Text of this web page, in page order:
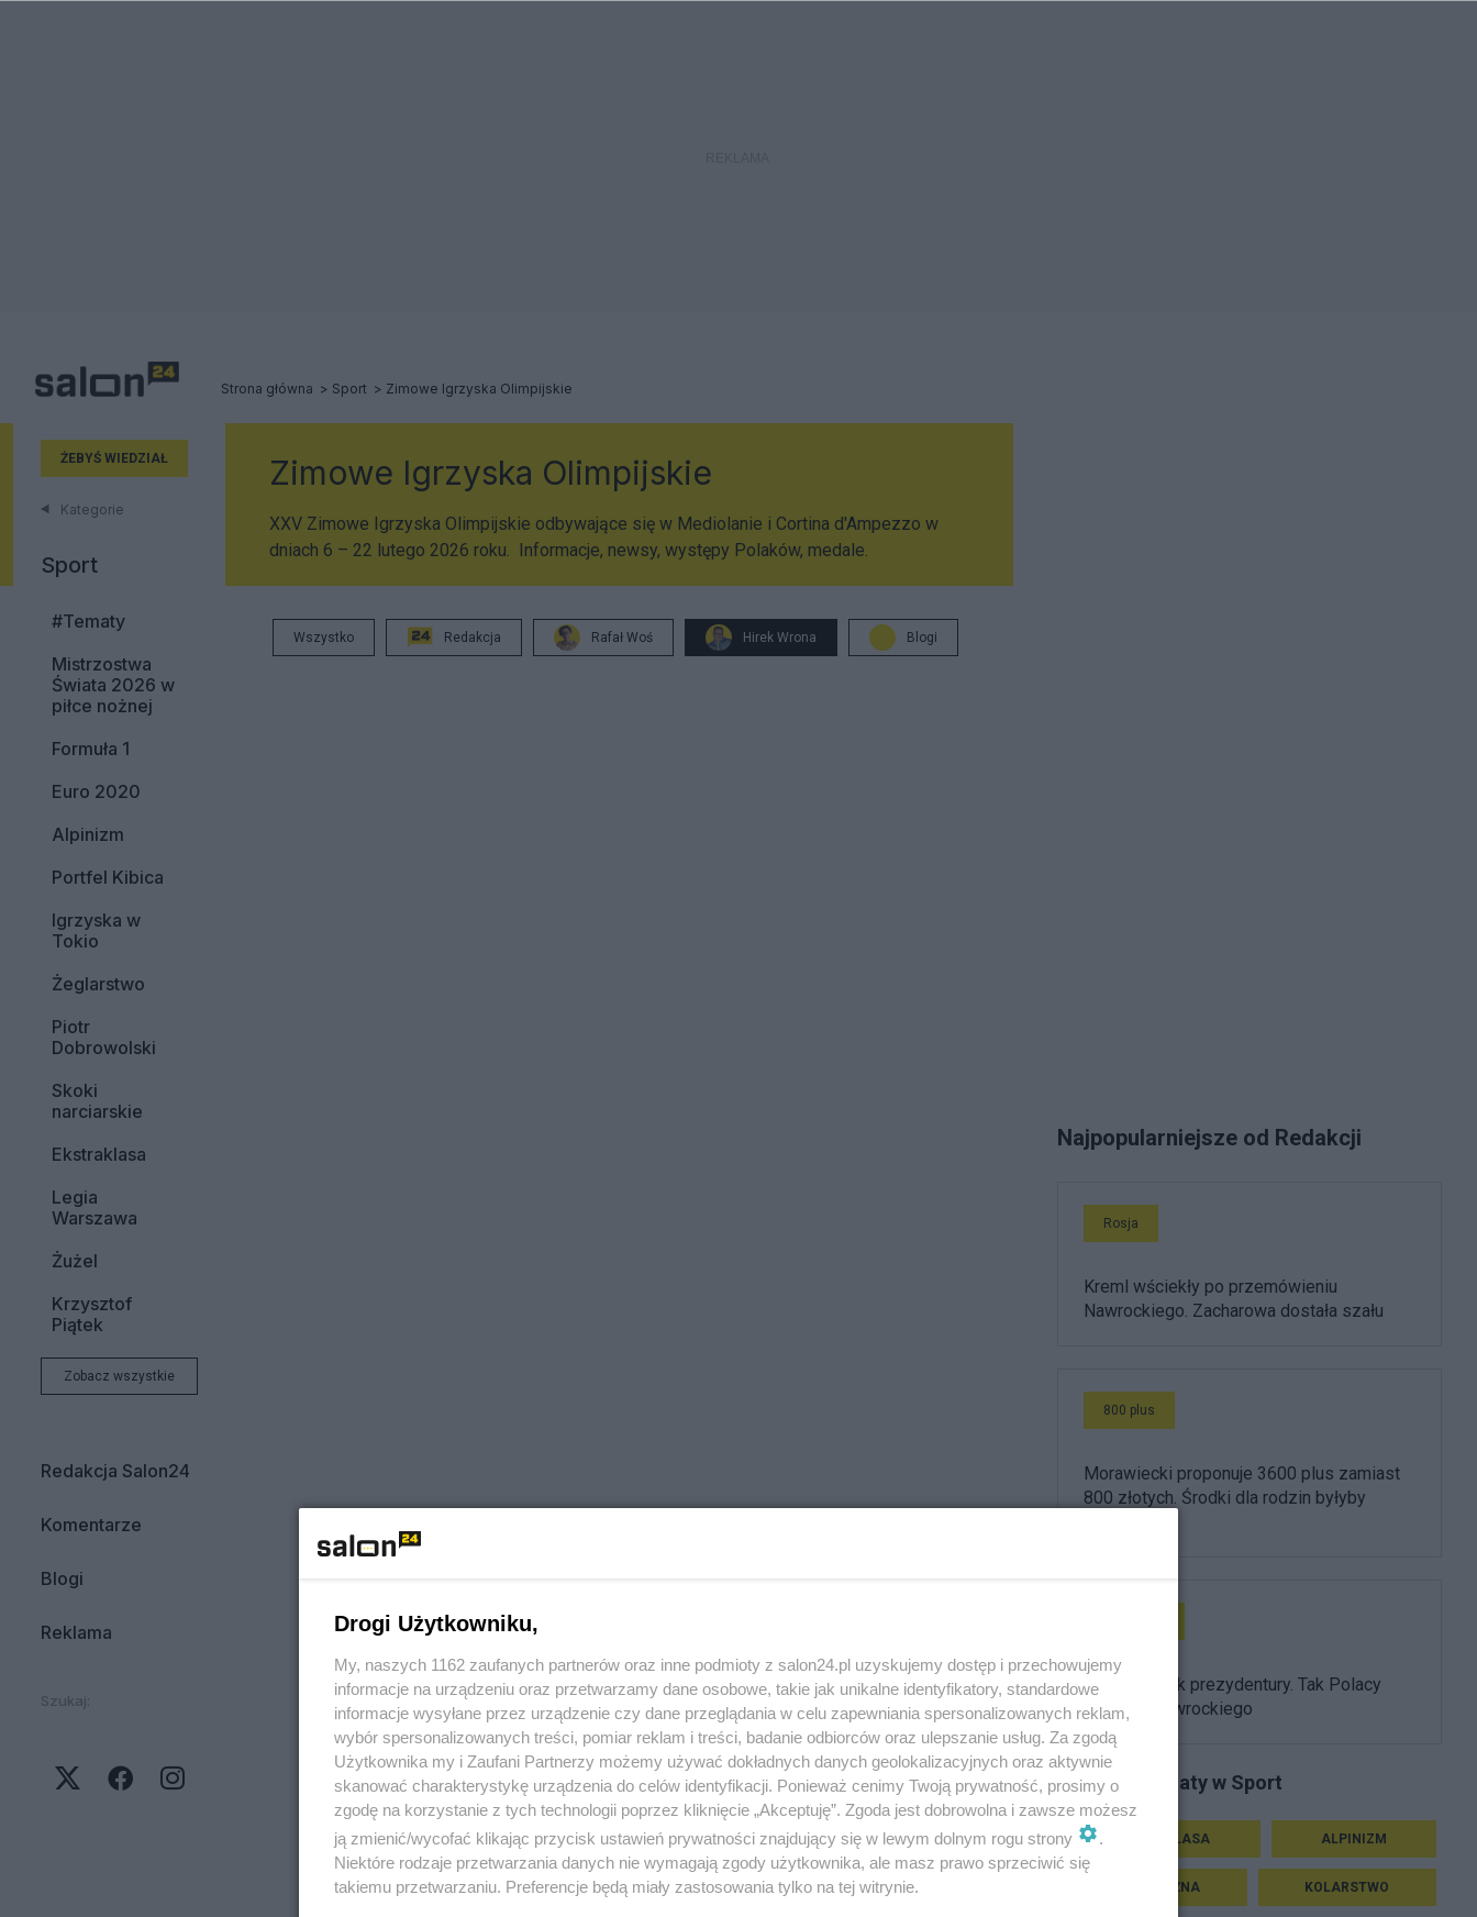
Strona główna Sport Zimowe Igrzyska Olimpijskie
ŻEBYŚ WIEDZIAŁ
Kategorie
Sport
#Tematy
Mistrzostwa
Świata 2026 w
piłce nożnej
Formuła 1
Euro 2020
Alpinizm
Portfel Kibica
Igrzyska w
Tokio
Żeglarstwo
Piotr
Dobrowolski
Skoki
narciarskie
Ekstraklasa
Legia
Warszawa
Żużel
Krzysztof
Piątek
Zobacz wszystkie
Redakcja Salon24
Komentarze
Blogi
Reklama
Szukaj:
Zimowe Igrzyska Olimpijskie
XXV Zimowe Igrzyska Olimpijskie odbywające się w Mediolanie i Cortina d'Ampezzo w
dniach 6 – 22 lutego 2026 roku. Informacje, newsy, występy Polaków, medale.
Wszystko Redakcja Rafał Woś Hirek Wrona Blogi
Najpopularniejsze od Redakcji
Rosja
Kreml wściekły po przemówieniu
Nawrockiego. Zacharowa dostała szału
800 plus
Morawiecki proponuje 3600 plus zamiast
800 złotych. Środki dla rodzin byłyby
Pierwszy rok prezydentury. Tak Polacy
oceniają Nawrockiego
Podobne tematy w Sport
EKSTRAKLASA ALPINIZM
PIŁKA NOŻNA KOLARSTWO
Drogi Użytkowniku,
My, naszych 1162 zaufanych partnerów oraz inne podmioty z salon24.pl uzyskujemy dostęp i przechowujemy
informacje na urządzeniu oraz przetwarzamy dane osobowe, takie jak unikalne identyfikatory, standardowe
informacje wysyłane przez urządzenie czy dane przeglądania w celu zapewniania spersonalizowanych reklam,
wybór spersonalizowanych treści, pomiar reklam i treści, badanie odbiorców oraz ulepszanie usług. Za zgodą
Użytkownika my i Zaufani Partnerzy możemy używać dokładnych danych geolokalizacyjnych oraz aktywnie
skanować charakterystykę urządzenia do celów identyfikacji. Ponieważ cenimy Twoją prywatność, prosimy o
zgodę na korzystanie z tych technologii poprzez kliknięcie „Akceptuję”. Zgoda jest dobrowolna i zawsze możesz
ją zmienić/wycofać klikając przycisk ustawień prywatności znajdujący się w lewym dolnym rogu strony
.
Niektóre rodzaje przetwarzania danych nie wymagają zgody użytkownika, ale masz prawo sprzeciwić się
takiemu przetwarzaniu. Preferencje będą miały zastosowania tylko na tej witrynie.